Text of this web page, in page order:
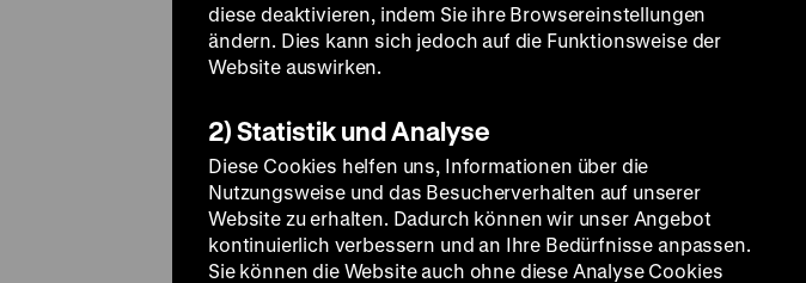
diese deaktivieren, indem Sie ihre Browsereinstellungen
ändern. Dies kann sich jedoch auf die Funktionsweise der
Website auswirken.
2) Statistik und Analyse
Diese Cookies helfen uns, Informationen über die
Nutzungsweise und das Besucherverhalten auf unserer
Website zu erhalten. Dadurch können wir unser Angebot
kontinuierlich verbessern und an Ihre Bedürfnisse anpassen.
Sie können die Website auch ohne diese Analyse Cookies